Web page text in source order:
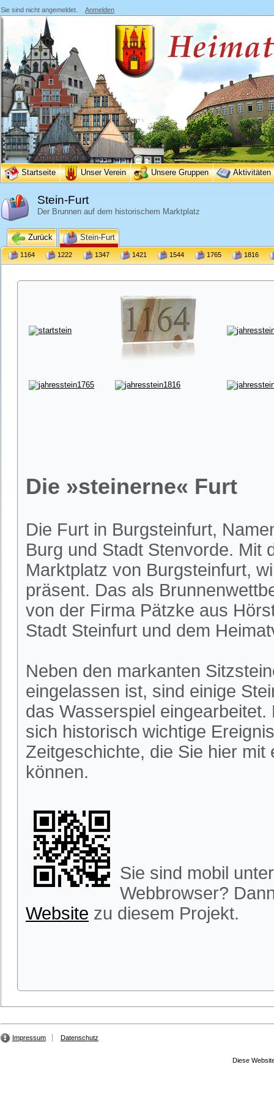
Sie sind nicht angemeldet. Anmelden
Startseite Unser Verein Unsere Gruppen Aktivitäten
Stein-Furt
Der Brunnen auf dem historischem Marktplatz
Zurück Stein-Furt
1164 1222 1347 1421 1544 1765 1816
Die »steinerne« Furt
Die Furt in Burgsteinfurt,
Burg und Stadt Stenvorde. Mit
Marktplatz von Burgsteinfurt,
präsent. Das als
von der Firma Pätzke aus
Stadt Steinfurt und dem
Neben den markanten
eingelassen ist, sind einige
das Wasserspiel
sich historisch wichtige
Zeitgeschichte, die Sie hier
können.
Sie sind mobil
Webbrowser?
Website zu diesem Projekt.
Impressum Datenschutz
Diese